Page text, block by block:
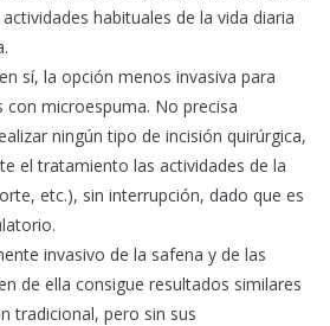
habituales de la vida diaria
sí, la opción menos invasiva para
con microespuma. No precisa
ningún tipo de incisión quirúrgica,
el tratamiento las actividades de la
etc.), sin interrupción, dado que es
invasivo de la safena y de las
de ella consigue resultados similares
tradicional, pero sin sus